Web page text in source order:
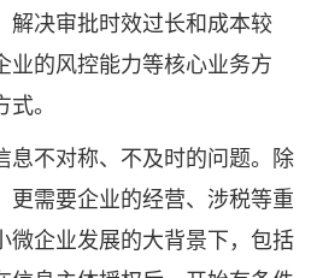
解决审批时效过长和成本较
业的风控能力等核心业务方
。
不对称、不及时的问题。除
更需要企业的经营、涉税等重
微企业发展的大背景下，包括